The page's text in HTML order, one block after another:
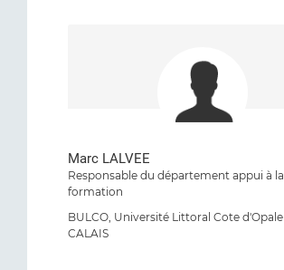
Marc LALVEE
Responsable du département appui à la
formation
BULCO, Université Littoral Cote d'Opale
CALAIS